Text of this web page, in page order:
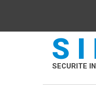
SECURITE